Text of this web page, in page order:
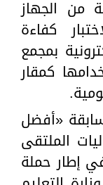
من الجهاز
كفاءة
بمجمع
كمقار
«أفضل
الملتقى
إطار حملة